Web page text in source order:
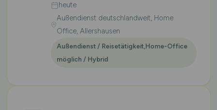
heute
Außendienst deutschlandweit, Home
Office, Allershausen
Außendienst / Reisetätigkeit,Home-Office
möglich / Hybrid